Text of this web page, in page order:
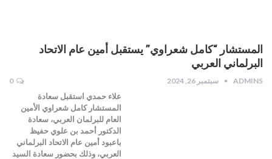
المستشار “كامل شعراوي” يستقبل أمين عام الاتحاد
البرلماني العربي
ADMINS سبتمبر 26, 2024 0
علاء حمدي استقبل سعادة
المستشار كامل شعراوي الأمين
العام للبرلمان العربي، سعادة
الدكتور أحمد بن علوي حفيظ
باعبود أمين عام الاتحاد البرلماني
العربي، وذلك بحضور سعادة السيد